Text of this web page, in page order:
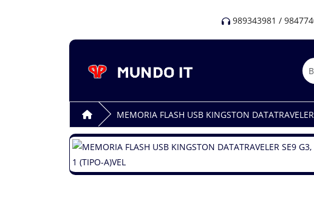
989343981 /
MEMORIA FLASH USB KINGSTON